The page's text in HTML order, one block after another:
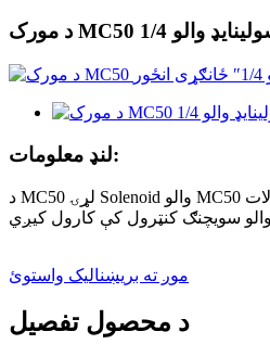
لنډ معلومات:
د MC50 لړۍ Solenoid والو MC50 لړۍ محصولات solenoid والوز دي چې د MORC شرکت لخوا تولید شوي.د محصول لسګونه ډولونه شتون لري ترڅو کاروونکو ته مختلف فرصتونه چمتو کړي.د MC50 لړۍ یو
موږ ته بریښنالیک واستوئ
د محصول تفصیل